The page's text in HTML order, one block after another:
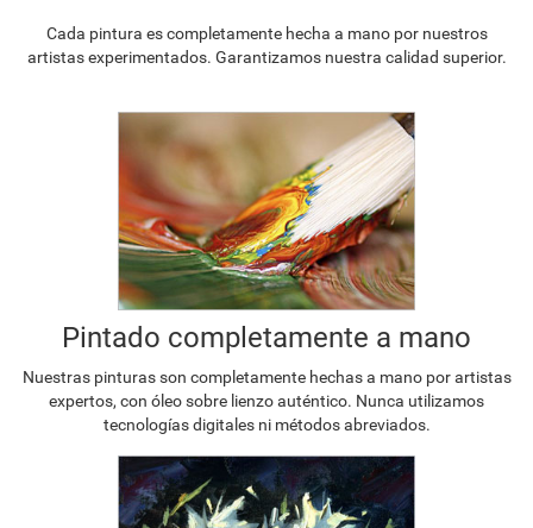
Cada pintura es completamente hecha a mano por nuestros
artistas experimentados. Garantizamos nuestra calidad superior.
Pintado completamente a mano
Nuestras pinturas son completamente hechas a mano por artistas
expertos, con óleo sobre lienzo auténtico. Nunca utilizamos
tecnologías digitales ni métodos abreviados.